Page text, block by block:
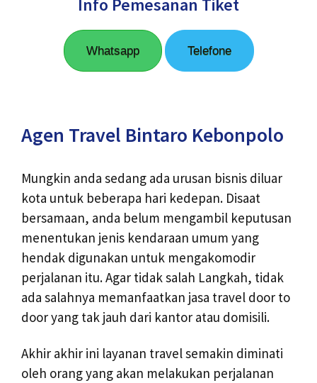
Whatsapp Telefone
Agen Travel Bintaro Kebonpolo
Mungkin anda sedang ada urusan bisnis diluar
kota untuk beberapa hari kedepan. Disaat
bersamaan, anda belum mengambil keputusan
menentukan jenis kendaraan umum yang
hendak digunakan untuk mengakomodir
perjalanan itu. Agar tidak salah Langkah, tidak
ada salahnya memanfaatkan jasa travel door to
door yang tak jauh dari kantor atau domisili.
Akhir akhir ini layanan travel semakin diminati
oleh orang yang akan melakukan perjalanan